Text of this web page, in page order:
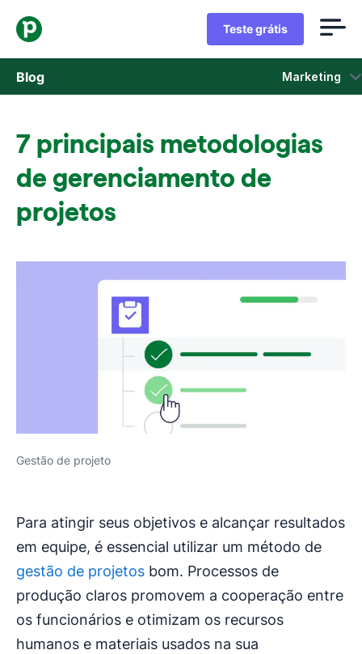
Teste grátis
Blog Marketing
Marketing
Atualizações de Produtos
7 principais metodologias
de gerenciamento de
projetos
Gestão de projeto
Para atingir seus objetivos e alcançar resultados
em equipe, é essencial utilizar um método de
gestão de projetos bom. Processos de
produção claros promovem a cooperação entre
os funcionários e otimizam os recursos
humanos e materiais usados na sua